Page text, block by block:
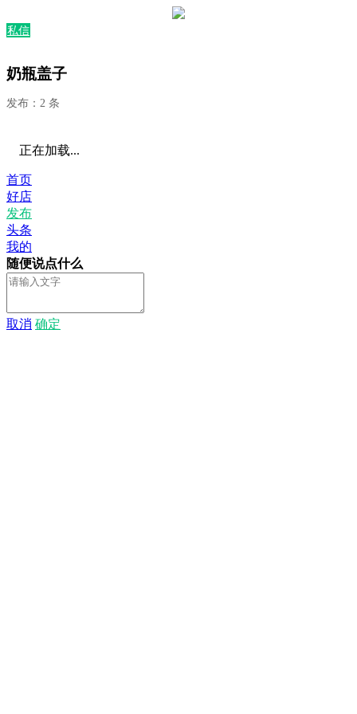
私信
奶瓶盖子
发布：2 条
正在加载...
首页
好店
发布
头条
我的
随便说点什么
取消 确定